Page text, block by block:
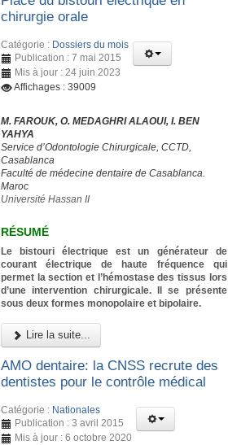
chirurgie orale
Catégorie : Dossiers du mois
Publication : 7 mai 2015
Mis à jour : 24 juin 2023
Affichages : 39009
M. FAROUK, O. MEDAGHRI ALAOUI, I. BEN
YAHYA
Service d’Odontologie Chirurgicale, CCTD,
Casablanca
Faculté de médecine dentaire de Casablanca.
Maroc
Université Hassan II
RÉSUMÉ
Le bistouri électrique est un générateur de
courant électrique de haute fréquence qui
permet la section et l’hémostase des tissus lors
d’une intervention chirurgicale. Il se présente
sous deux formes monopolaire et bipolaire.
Lire la suite...
AMO dentaire: la CNSS recrute des
dentistes pour le contrôle médical
Catégorie : Nationales
Publication : 3 avril 2015
Mis à jour : 6 octobre 2020